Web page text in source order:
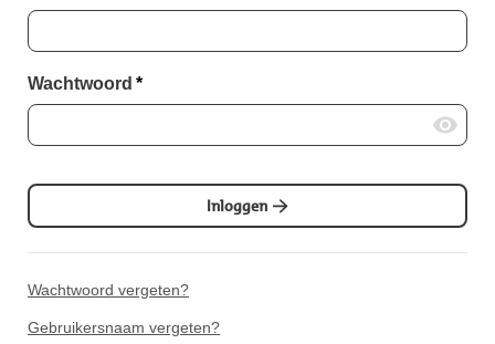
Wachtwoord *
Inloggen
Wachtwoord vergeten?
Gebruikersnaam vergeten?